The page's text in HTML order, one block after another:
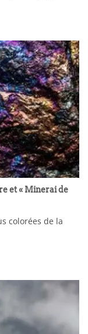
et « Minerai de
colorées de la